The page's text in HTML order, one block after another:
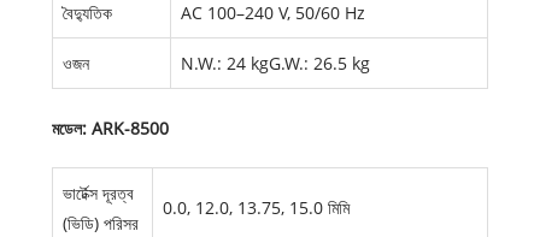
বৈদ্যুতিক AC 100–240 V, 50/60 Hz
ওজন N.W.: 24 kgG.W.: 26.5 kg
মডেল: ARK-8500
ভার্টেক্স দূরত্ব
(ভিডি) পরিসর
0.0, 12.0, 13.75, 15.0 মিমি